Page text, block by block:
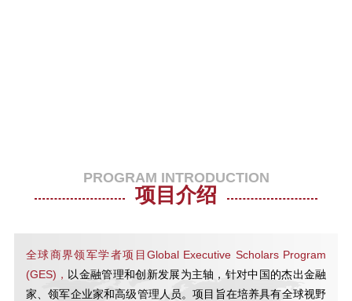
PROGRAM INTRODUCTION
项目介绍
全球商界领军学者项目Global Executive Scholars Program
(GES)， 以金融管理和创新发展为主轴，针对中国的杰出金融
家、领军企业家和高级管理人员。项目旨在培养具有全球视野
2020 上海金融论坛
SAIF金融E沙龙 |《智能经济》读书
分享会